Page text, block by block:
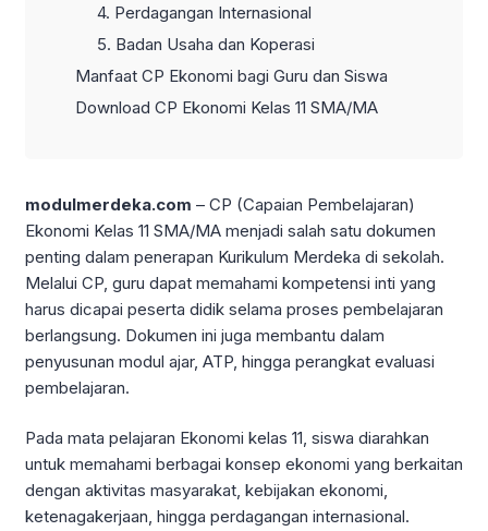
4. Perdagangan Internasional
5. Badan Usaha dan Koperasi
Manfaat CP Ekonomi bagi Guru dan Siswa
Download CP Ekonomi Kelas 11 SMA/MA
modulmerdeka.com – CP (Capaian Pembelajaran)
Ekonomi Kelas 11 SMA/MA menjadi salah satu dokumen
penting dalam penerapan Kurikulum Merdeka di sekolah.
Melalui CP, guru dapat memahami kompetensi inti yang
harus dicapai peserta didik selama proses pembelajaran
berlangsung. Dokumen ini juga membantu dalam
penyusunan modul ajar, ATP, hingga perangkat evaluasi
pembelajaran.
Pada mata pelajaran Ekonomi kelas 11, siswa diarahkan
untuk memahami berbagai konsep ekonomi yang berkaitan
dengan aktivitas masyarakat, kebijakan ekonomi,
ketenagakerjaan, hingga perdagangan internasional.